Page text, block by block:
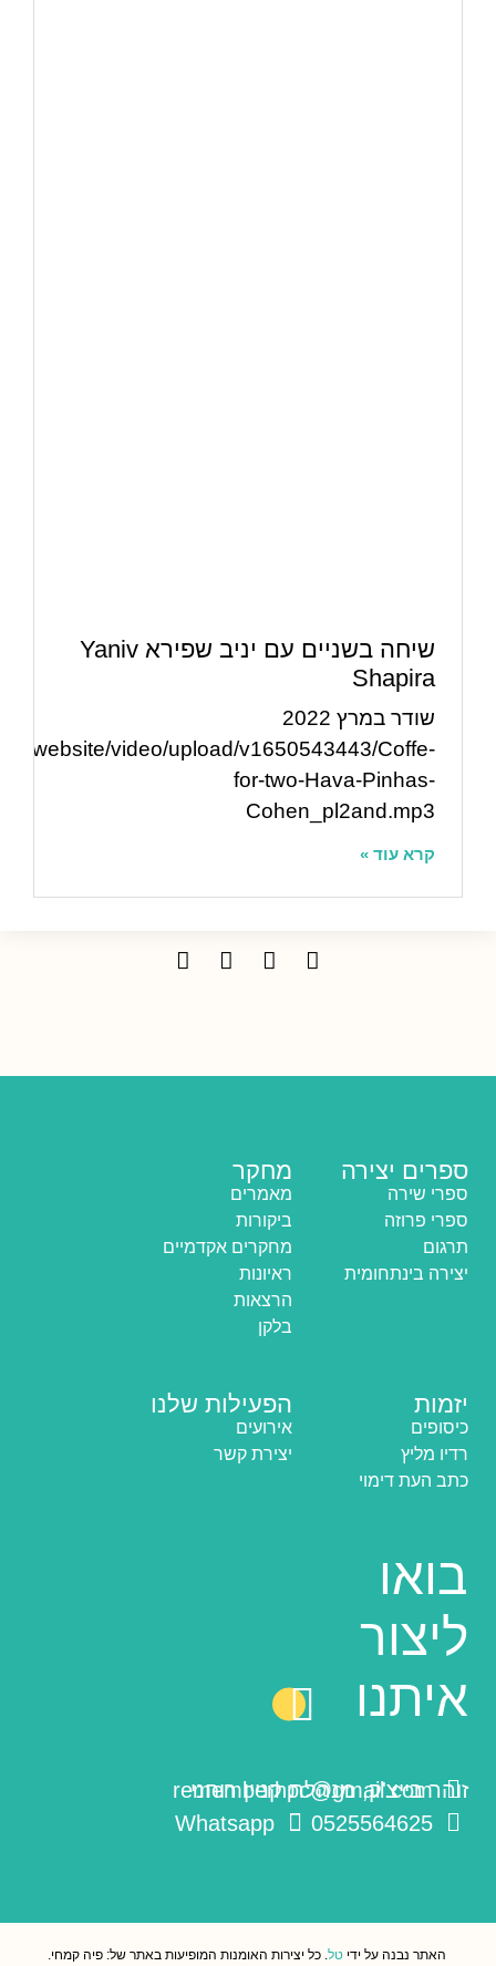
שיחה בשניים עם יניב שפירא Yaniv
Shapira
שודר במרץ 2022
video/upload/v1650543443/Coffe-
for-two-Hava-Pinhas-
Cohen_pl2and.mp3
קרא עוד »
ספרים יצירה
ספרי שירה
ספרי פרוזה
תרגום
יצירה בינתחומית
מחקר
מאמרים
ביקורות
מחקרים אקדמיים
ראיונות
הרצאות
בלקן
יזמות
כיסופים
רדיו מליץ
כתב העת דימוי
הפעילות שלנו
אירועים
יצירת קשר
בואו
ליצור
איתנו
זוהר בייצ'ק, מנהלת קניין רוחני
rememberhpc@gmail.com
0525564625
Whatsapp
האתר נבנה על ידיטל . כל יצירות האומנות המופיעות באתר של: פיה קמחי.